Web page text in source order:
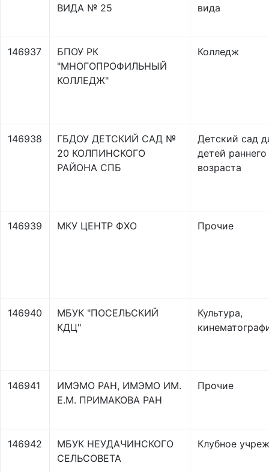
ВИДА № 25
вида
146937
БПОУ РК
"МНОГОПРОФИЛЬНЫЙ
КОЛЛЕДЖ"
Колледж
146938
ГБДОУ ДЕТСКИЙ САД №
20 КОЛПИНСКОГО
РАЙОНА СПБ
Детский сад
детей раннего
возраста
146939 МКУ ЦЕНТР ФХО Прочие
146940
МБУК "ПОСЕЛЬСКИЙ
КДЦ"
Культура,
146941
ИМЭМО РАН, ИМЭМО ИМ.
Е.М. ПРИМАКОВА РАН
Прочие
146942
МБУК НЕУДАЧИНСКОГО
СЕЛЬСОВЕТА
Клубное